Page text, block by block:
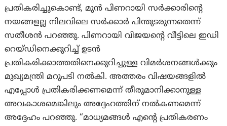
പ്രതികരിച്ചുകൊണ്ട്, മുൻ പിണറായി സർക്കാരിന്റെ
നയങ്ങളല്ല നിലവിലെ സർക്കാർ പിന്തുടരുന്നതെന്ന്
സതീശൻ പറഞ്ഞു. പിണറായി വിജയന്റെ വീട്ടിലെ ഇഡി
റെയ്ഡിനെക്കുറിച്ച് ഉടൻ
പ്രതികരിക്കാത്തതിനെക്കുറിച്ചുള്ള വിമർശനങ്ങൾക്കും
മുഖ്യമന്ത്രി മറുപടി നൽകി. അത്തരം വിഷയങ്ങളിൽ
എപ്പോൾ പ്രതികരിക്കണമെന്ന് തീരുമാനിക്കാനുള്ള
അവകാശമെങ്കിലും അദ്ദേഹത്തിന് നൽകണമെന്ന്
അദ്ദേഹം പറഞ്ഞു. “മാധ്യമങ്ങൾ എന്റെ പ്രതികരണം